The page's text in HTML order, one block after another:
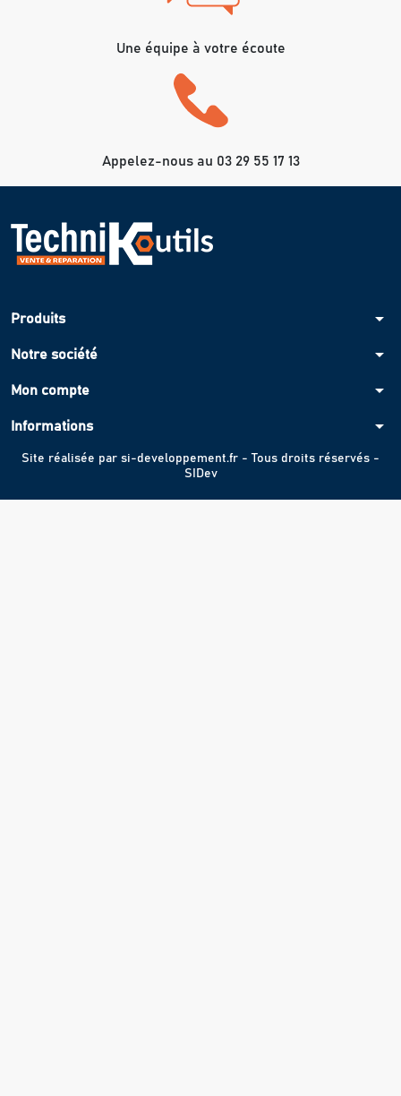
Une équipe à votre écoute
Appelez-nous au 03 29 55 17 13
Produits arrow_drop_down
Notre société arrow_drop_down
Mon compte arrow_drop_down
Informations arrow_drop_down
Site réalisée par si-developpement.fr - Tous droits réservés -
SIDev